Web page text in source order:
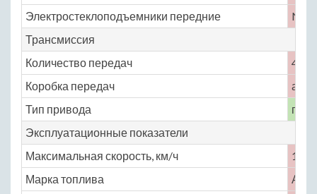
Электростеклоподъемники передние
No
Трансмиссия
Количество передач
4
Коробка передач
Тип привода
Эксплуатационные показатели
Максимальная скорость, км/ч
190
Марка топлива
АИ-